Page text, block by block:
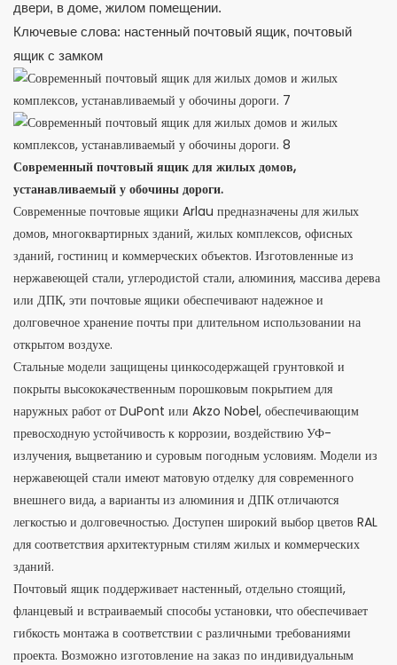
двери, в доме, жилом помещении.
Ключевые слова: настенный почтовый ящик, почтовый
ящик с замком
Современный почтовый ящик для жилых домов,
устанавливаемый у обочины дороги.
Современные почтовые ящики Arlau предназначены для жилых
домов, многоквартирных зданий, жилых комплексов, офисных
зданий, гостиниц и коммерческих объектов. Изготовленные из
нержавеющей стали, углеродистой стали, алюминия, массива дерева
или ДПК, эти почтовые ящики обеспечивают надежное и
долговечное хранение почты при длительном использовании на
открытом воздухе.
Стальные модели защищены цинкосодержащей грунтовкой и
покрыты высококачественным порошковым покрытием для
наружных работ от DuPont или Akzo Nobel, обеспечивающим
превосходную устойчивость к коррозии, воздействию УФ-
излучения, выцветанию и суровым погодным условиям. Модели из
нержавеющей стали имеют матовую отделку для современного
внешнего вида, а варианты из алюминия и ДПК отличаются
легкостью и долговечностью. Доступен широкий выбор цветов RAL
для соответствия архитектурным стилям жилых и коммерческих
зданий.
Почтовый ящик поддерживает настенный, отдельно стоящий,
фланцевый и встраиваемый способы установки, что обеспечивает
гибкость монтажа в соответствии с различными требованиями
проекта. Возможно изготовление на заказ по индивидуальным